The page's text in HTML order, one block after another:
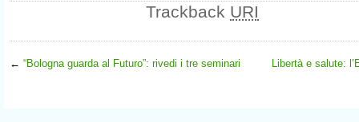
Trackback URI
← “Bologna guarda al Futuro”: rivedi i tre seminari Libertà e salute: